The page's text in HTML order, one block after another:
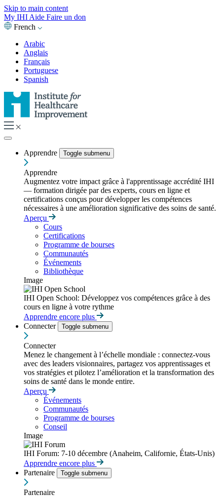
Skip to main content
My IHI Aide Faire un don
French
Arabic
Anglais
Français
Portuguese
Spanish
Apprendre Toggle submenu
Apprendre
Augmentez votre impact grâce à l'apprentissage accrédité IHI
— formation dirigée par des experts, cours en ligne et
certifications conçus pour développer les compétences
nécessaires à une amélioration significative des soins de santé.
Aperçu
Cours
Certifications
Programme de bourses
Communautés
Événements
Bibliothèque
Image
IHI Open School: Développez vos compétences grâce à des
cours en ligne à votre rythme
Apprendre encore plus
Connecter
Toggle submenu
Connecter
Menez le changement à l’échelle mondiale : connectez-vous
avec des leaders visionnaires, partagez vos apprentissages et
vos stratégies et pilotez l’amélioration et la transformation des
soins de santé dans le monde entire.
Aperçu
Événements
Communautés
Programme de bourses
Conseil
Image
IHI Forum: 7-10 décembre (Anaheim, Californie, États-Unis)
Apprendre encore plus
Partenaire
Toggle submenu
Partenaire